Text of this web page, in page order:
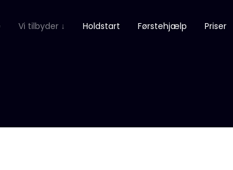
Vi tilbyder ↓ Holdstart Førstehjælp Priser